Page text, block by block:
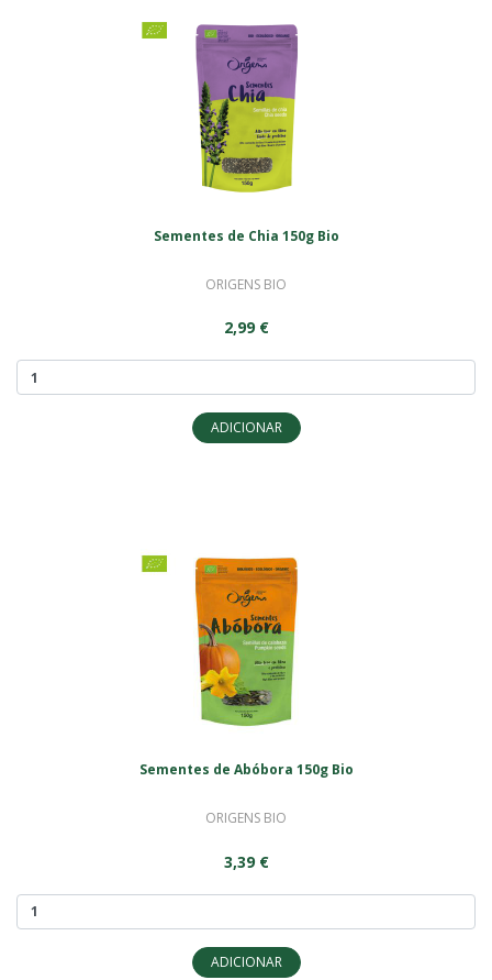
Sementes de Chia 150g Bio
ORIGENS BIO
2,99 €
ADICIONAR
Sementes de Abóbora 150g Bio
ORIGENS BIO
3,39 €
ADICIONAR